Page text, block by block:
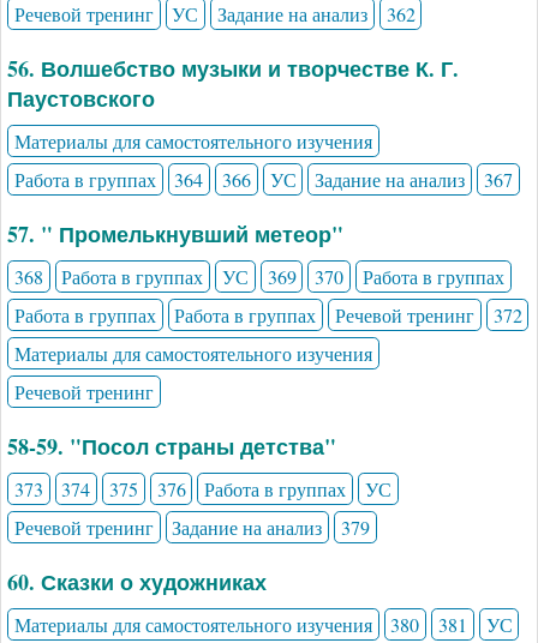
Речевой тренинг
УС Задание на анализ 362
56. Волшебство музыки и творчестве К. Г.
Паустовского
Материалы для самостоятельного изучения
Работа в группах
364 366 УС Задание на анализ 367
57. " Промелькнувший метеор"
368 Работа в группах УС 369 370
Работа в группах
Работа в группах
Работа в группах Речевой тренинг
372
Материалы для самостоятельного изучения
Речевой тренинг
58-59. "Посол страны детства"
373 374 375 376 Работа в группах
УС
Речевой тренинг
Задание на анализ 379
60. Сказки о художниках
Материалы для самостоятельного изучения 380 381
УС